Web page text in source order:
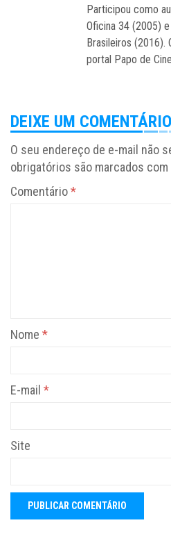
Participou como
Oficina 34 (2005)
Brasileiros (2016).
portal Papo de
DEIXE UM COMENTÁRIO
O seu endereço de e-mail não
obrigatórios são marcados com
Comentário*
Nome *
E-mail *
Site